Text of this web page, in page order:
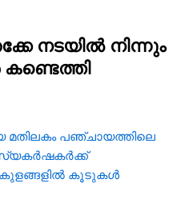
നടയിൽ നിന്നും